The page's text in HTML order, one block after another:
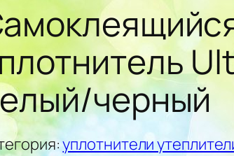
черный
уплотнители